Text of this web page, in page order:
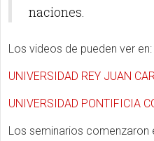
naciones.
Los videos de pueden ver en:
UNIVERSIDAD REY JUAN
UNIVERSIDAD PONTIFICIA
Los seminarios comenzaron